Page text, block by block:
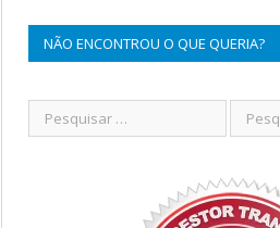
NÃO ENCONTROU O QUE QUERIA?